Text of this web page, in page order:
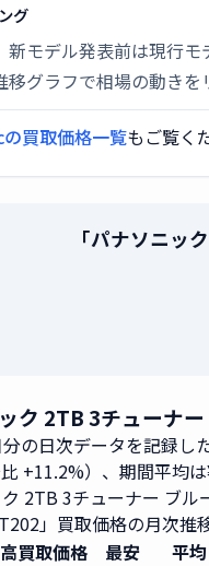
グ
新モデル発表前は現行
移グラフで相場の動きを
買取価格一覧もご覧く
「パナソニッ
ック 2TB 3チューナ
の日次データを記録し
+11.2%）、期間平均は
ク 2TB 3チューナー ブ
」買取価格の月次推
買取価格 最安 平均